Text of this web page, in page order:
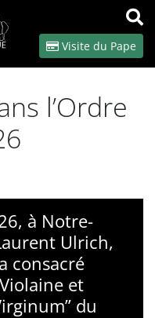
OK
Visite du Pape
l’Ordre
à Notre-
Ulrich,
consacré
et
du